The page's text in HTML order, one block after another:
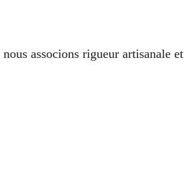
associons rigueur artisanale et